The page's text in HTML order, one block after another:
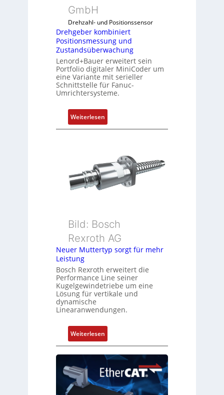
i
n
i
e
r
t
P
o
i
t
s
m
e
n
u
d
Z
u
t
a
n
d
s
ü
b
e
GmbH
Drehzahl- und Positionssensor
Drehgeber kombiniert
Positionsmessung und
Zustandsüberwachung
Lenord+Bauer erweitert sein
Portfolio digitaler MiniCoder um
eine Variante mit serieller
Schnittstelle für Fanuc-
Umrichtersysteme.
Weiterlesen:
D
g
e
b
k
m
b
n
i
e
P
o
s
i
t
i
o
Bild: Bosch
Rexroth AG
Neuer Muttertyp sorgt für mehr
Leistung
Bosch Rexroth erweitert die
Performance Line seiner
Kugelgewindetriebe um eine
Lösung für vertikale und
dynamische
Linearanwendungen.
Weiterlesen:
N
e
e
r